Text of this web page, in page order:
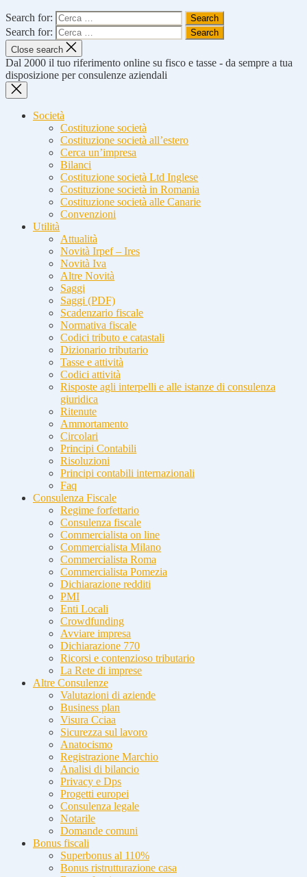
Search for:
Search for:
Close search
Dal 2000 il tuo riferimento online su fisco e tasse - da sempre a tua
disposizione per consulenze aziendali
Società
Costituzione società
Costituzione società all’estero
Cerca un’impresa
Bilanci
Costituzione società Ltd Inglese
Costituzione società in Romania
Costituzione società alle Canarie
Convenzioni
Utilità
Attualità
Novità Irpef – Ires
Novità Iva
Altre Novità
Saggi
Saggi (PDF)
Scadenzario fiscale
Normativa fiscale
Codici tributo e catastali
Dizionario tributario
Tasse e attività
Codici attività
Risposte agli interpelli e alle istanze di consulenza
giuridica
Ritenute
Ammortamento
Circolari
Principi Contabili
Risoluzioni
Principi contabili internazionali
Faq
Consulenza Fiscale
Regime forfettario
Consulenza fiscale
Commercialista on line
Commercialista Milano
Commercialista Roma
Commercialista Pomezia
Dichiarazione redditi
PMI
Enti Locali
Crowdfunding
Avviare impresa
Dichiarazione 770
Ricorsi e contenzioso tributario
La Rete di imprese
Altre Consulenze
Valutazioni di aziende
Business plan
Visura Cciaa
Sicurezza sul lavoro
Anatocismo
Registrazione Marchio
Analisi di bilancio
Privacy e Dps
Progetti europei
Consulenza legale
Notarile
Domande comuni
Bonus fiscali
Superbonus al 110%
Bonus ristrutturazione casa